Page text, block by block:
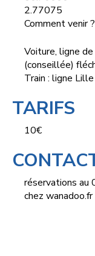
2.77075
Comment venir ?
Voiture, ligne
(conseillée)
Train : ligne
TARIFS
10€
réservations
chez wanadoo.fr